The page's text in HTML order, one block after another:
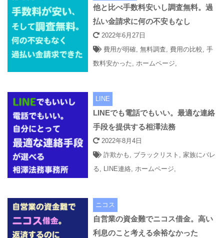
他と比べ手数料安いし調査無料。過
払い金請求に何の不安もなし
2022年6月27日
費用が明確 ,無料調査 費用の比較 ,手
数料安かった
ホームページ
LINE
LINEでも電話でもいい。最適な連絡
手段を提供する相澤法務
2022年8月4日
詐欺かも , ブラックリスト ,家族にバレ
る, LINE連絡,ホームページ,
ニコス
自営業の資金難でニコス借金。高い
利息のこと考える余裕なかった